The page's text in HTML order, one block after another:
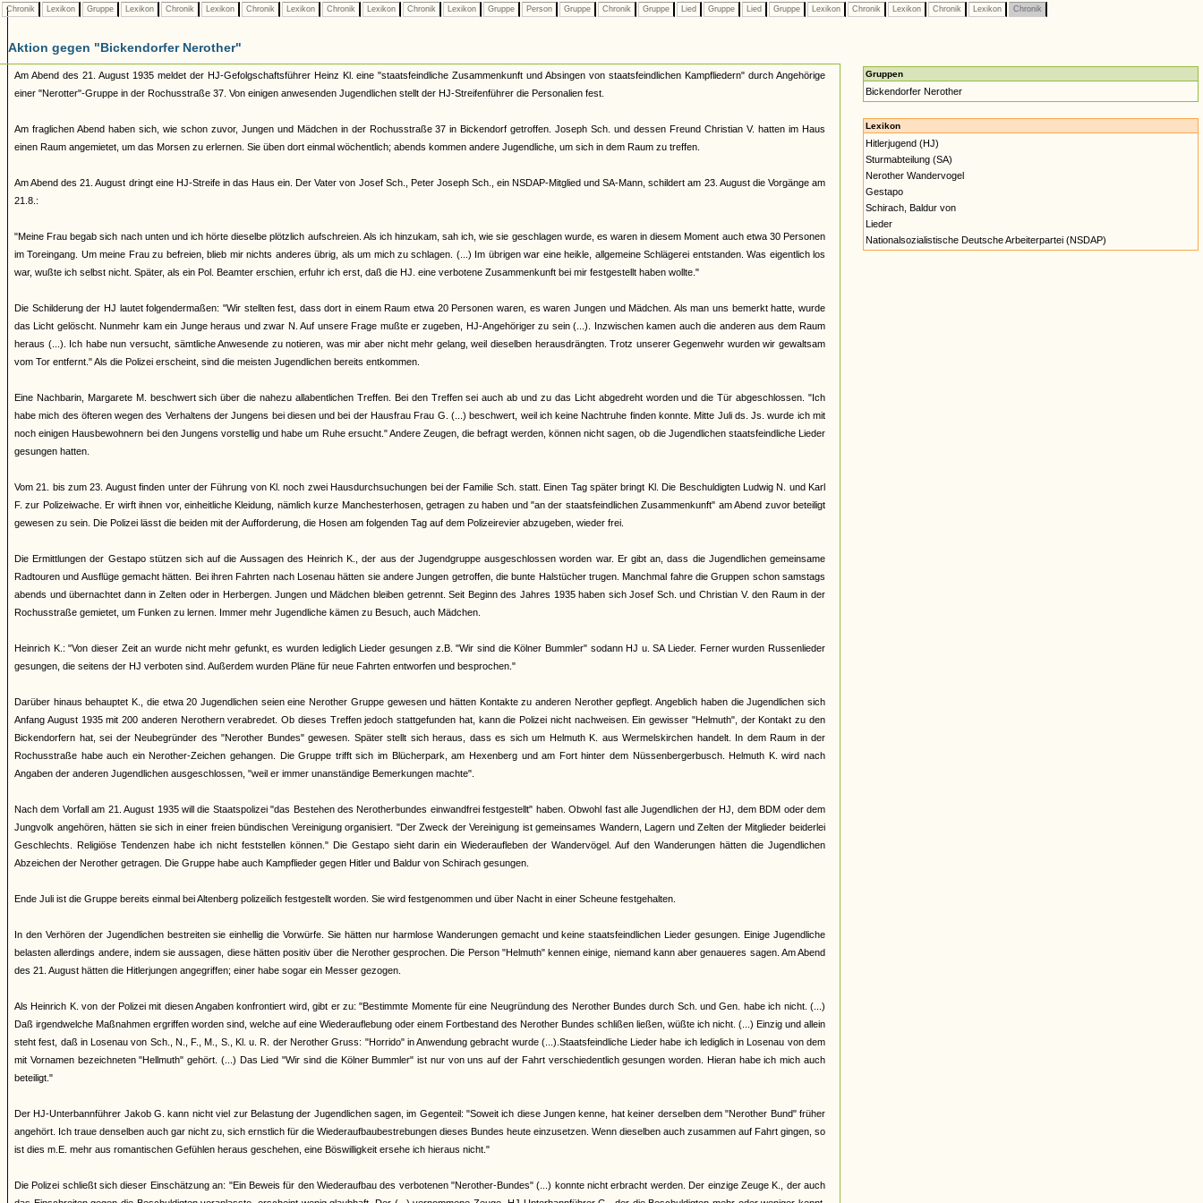
Chronik Lexikon Gruppe Lexikon Chronik Lexikon Chronik Lexikon Chronik Lexikon Chronik Lexikon Gruppe Person Gruppe Chronik Gruppe Lied Gruppe Lied Gruppe Lexikon Chronik Lexikon Chronik Lexikon Chronik
Aktion gegen "Bickendorfer Nerother"
Am Abend des 21. August 1935 meldet der HJ-Gefolgschaftsführer Heinz Kl. eine "staatsfeindliche Zusammenkunft und Absingen von staatsfeindlichen Kampfliedern" durch Angehörige
einer "Nerotter"-Gruppe in der Rochusstraße 37. Von einigen anwesenden Jugendlichen stellt der HJ-Streifenführer die Personalien fest.
Am fraglichen Abend haben sich, wie schon zuvor, Jungen und Mädchen in der Rochusstraße 37 in Bickendorf getroffen. Joseph Sch. und dessen Freund Christian V. hatten im Haus
einen Raum angemietet, um das Morsen zu erlernen. Sie üben dort einmal wöchentlich; abends kommen andere Jugendliche, um sich in dem Raum zu treffen.
Am Abend des 21. August dringt eine HJ-Streife in das Haus ein. Der Vater von Josef Sch., Peter Joseph Sch., ein NSDAP-Mitglied und SA-Mann, schildert am 23. August die Vorgänge am
21.8.:
"Meine Frau begab sich nach unten und ich hörte dieselbe plötzlich aufschreien. Als ich hinzukam, sah ich, wie sie geschlagen wurde, es waren in diesem Moment auch etwa 30 Personen
im Toreingang. Um meine Frau zu befreien, blieb mir nichts anderes übrig, als um mich zu schlagen. (...) Im übrigen war eine heikle, allgemeine Schlägerei entstanden. Was eigentlich los
war, wußte ich selbst nicht. Später, als ein Pol. Beamter erschien, erfuhr ich erst, daß die HJ. eine verbotene Zusammenkunft bei mir festgestellt haben wollte."
Die Schilderung der HJ lautet folgendermaßen: "Wir stellten fest, dass dort in einem Raum etwa 20 Personen waren, es waren Jungen und Mädchen. Als man uns bemerkt hatte, wurde
das Licht gelöscht. Nunmehr kam ein Junge heraus und zwar N. Auf unsere Frage mußte er zugeben, HJ-Angehöriger zu sein (...). Inzwischen kamen auch die anderen aus dem Raum
heraus (...). Ich habe nun versucht, sämtliche Anwesende zu notieren, was mir aber nicht mehr gelang, weil dieselben herausdrängten. Trotz unserer Gegenwehr wurden wir gewaltsam
vom Tor entfernt." Als die Polizei erscheint, sind die meisten Jugendlichen bereits entkommen.
Eine Nachbarin, Margarete M. beschwert sich über die nahezu allabentlichen Treffen. Bei den Treffen sei auch ab und zu das Licht abgedreht worden und die Tür abgeschlossen. "Ich
habe mich des öfteren wegen des Verhaltens der Jungens bei diesen und bei der Hausfrau Frau G. (...) beschwert, weil ich keine Nachtruhe finden konnte. Mitte Juli ds. Js. wurde ich mit
noch einigen Hausbewohnern bei den Jungens vorstellig und habe um Ruhe ersucht." Andere Zeugen, die befragt werden, können nicht sagen, ob die Jugendlichen staatsfeindliche Lieder
gesungen hatten.
Vom 21. bis zum 23. August finden unter der Führung von Kl. noch zwei Hausdurchsuchungen bei der Familie Sch. statt. Einen Tag später bringt Kl. Die Beschuldigten Ludwig N. und Karl
F. zur Polizeiwache. Er wirft ihnen vor, einheitliche Kleidung, nämlich kurze Manchesterhosen, getragen zu haben und "an der staatsfeindlichen Zusammenkunft" am Abend zuvor beteiligt
gewesen zu sein. Die Polizei lässt die beiden mit der Aufforderung, die Hosen am folgenden Tag auf dem Polizeirevier abzugeben, wieder frei.
Die Ermittlungen der Gestapo stützen sich auf die Aussagen des Heinrich K., der aus der Jugendgruppe ausgeschlossen worden war. Er gibt an, dass die Jugendlichen gemeinsame
Radtouren und Ausflüge gemacht hätten. Bei ihren Fahrten nach Losenau hätten sie andere Jungen getroffen, die bunte Halstücher trugen. Manchmal fahre die Gruppen schon samstags
abends und übernachtet dann in Zelten oder in Herbergen. Jungen und Mädchen bleiben getrennt. Seit Beginn des Jahres 1935 haben sich Josef Sch. und Christian V. den Raum in der
Rochusstraße gemietet, um Funken zu lernen. Immer mehr Jugendliche kämen zu Besuch, auch Mädchen.
Heinrich K.: "Von dieser Zeit an wurde nicht mehr gefunkt, es wurden lediglich Lieder gesungen z.B. "Wir sind die Kölner Bummler" sodann HJ u. SA Lieder. Ferner wurden Russenlieder
gesungen, die seitens der HJ verboten sind. Außerdem wurden Pläne für neue Fahrten entworfen und besprochen."
Darüber hinaus behauptet K., die etwa 20 Jugendlichen seien eine Nerother Gruppe gewesen und hätten Kontakte zu anderen Nerother gepflegt. Angeblich haben die Jugendlichen sich
Anfang August 1935 mit 200 anderen Nerothern verabredet. Ob dieses Treffen jedoch stattgefunden hat, kann die Polizei nicht nachweisen. Ein gewisser "Helmuth", der Kontakt zu den
Bickendorfern hat, sei der Neubegründer des "Nerother Bundes" gewesen. Später stellt sich heraus, dass es sich um Helmuth K. aus Wermelskirchen handelt. In dem Raum in der
Rochusstraße habe auch ein Nerother-Zeichen gehangen. Die Gruppe trifft sich im Blücherpark, am Hexenberg und am Fort hinter dem Nüssenbergerbusch. Helmuth K. wird nach
Angaben der anderen Jugendlichen ausgeschlossen, "weil er immer unanständige Bemerkungen machte".
Nach dem Vorfall am 21. August 1935 will die Staatspolizei "das Bestehen des Nerotherbundes einwandfrei festgestellt" haben. Obwohl fast alle Jugendlichen der HJ, dem BDM oder dem
Jungvolk angehören, hätten sie sich in einer freien bündischen Vereinigung organisiert. "Der Zweck der Vereinigung ist gemeinsames Wandern, Lagern und Zelten der Mitglieder beiderlei
Geschlechts. Religiöse Tendenzen habe ich nicht feststellen können." Die Gestapo sieht darin ein Wiederaufleben der Wandervögel. Auf den Wanderungen hätten die Jugendlichen
Abzeichen der Nerother getragen. Die Gruppe habe auch Kampflieder gegen Hitler und Baldur von Schirach gesungen.
Ende Juli ist die Gruppe bereits einmal bei Altenberg polizeilich festgestellt worden. Sie wird festgenommen und über Nacht in einer Scheune festgehalten.
In den Verhören der Jugendlichen bestreiten sie einhellig die Vorwürfe. Sie hätten nur harmlose Wanderungen gemacht und keine staatsfeindlichen Lieder gesungen. Einige Jugendliche
belasten allerdings andere, indem sie aussagen, diese hätten positiv über die Nerother gesprochen. Die Person "Helmuth" kennen einige, niemand kann aber genaueres sagen. Am Abend
des 21. August hätten die Hitlerjungen angegriffen; einer habe sogar ein Messer gezogen.
Als Heinrich K. von der Polizei mit diesen Angaben konfrontiert wird, gibt er zu: "Bestimmte Momente für eine Neugründung des Nerother Bundes durch Sch. und Gen. habe ich nicht. (...)
Daß irgendwelche Maßnahmen ergriffen worden sind, welche auf eine Wiederauflebung oder einem Fortbestand des Nerother Bundes schlißen ließen, wüßte ich nicht. (...) Einzig und allein
steht fest, daß in Losenau von Sch., N., F., M., S., Kl. u. R. der Nerother Gruss: "Horrido" in Anwendung gebracht wurde (...).Staatsfeindliche Lieder habe ich lediglich in Losenau von dem
mit Vornamen bezeichneten "Hellmuth" gehört. (...) Das Lied "Wir sind die Kölner Bummler" ist nur von uns auf der Fahrt verschiedentlich gesungen worden. Hieran habe ich mich auch
beteiligt."
Der HJ-Unterbannführer Jakob G. kann nicht viel zur Belastung der Jugendlichen sagen, im Gegenteil: "Soweit ich diese Jungen kenne, hat keiner derselben dem "Nerother Bund" früher
angehört. Ich traue denselben auch gar nicht zu, sich ernstlich für die Wiederaufbaubestrebungen dieses Bundes heute einzusetzen. Wenn dieselben auch zusammen auf Fahrt gingen, so
ist dies m.E. mehr aus romantischen Gefühlen heraus geschehen, eine Böswilligkeit ersehe ich hieraus nicht."
Die Polizei schließt sich dieser Einschätzung an: "Ein Beweis für den Wiederaufbau des verbotenen "Nerother-Bundes" (...) konnte nicht erbracht werden. Der einzige Zeuge K., der auch
Gruppen
Bickendorfer Nerother
Lexikon
Hitlerjugend (HJ)
Sturmabteilung (SA)
Nerother Wandervogel
Gestapo
Schirach, Baldur von
Lieder
Nationalsozialistische Deutsche Arbeiterpartei (NSDAP)